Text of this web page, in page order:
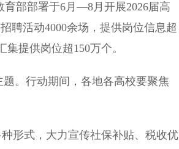
部部署于6月—8月开展2026届高
聘活动4000余场，提供岗位信息超
提供岗位超150万个。
。行动期间，各地各高校要聚焦
形式，大力宣传社保补贴、税收优